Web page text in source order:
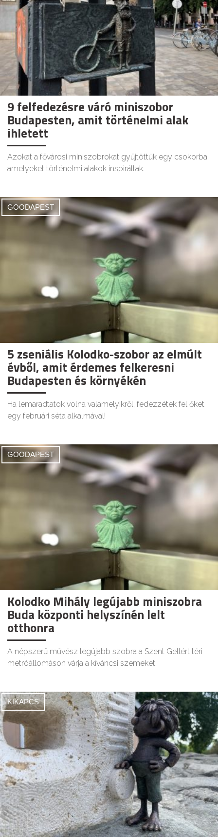
9 felfedezésre váró miniszobor
Budapesten, amit történelmi alak
ihletett
Azokat a fővárosi miniszobrokat gyűjtöttük egy csokorba,
amelyeket történelmi alakok inspiráltak.
GOODAPEST
5 zseniális Kolodko-szobor az elmúlt
évből, amit érdemes felkeresni
Budapesten és környékén
Ha lemaradtatok volna valamelyikről, fedezzétek fel őket
egy februári séta alkalmával!
GOODAPEST
Kolodko Mihály legújabb miniszobra
Buda központi helyszínén lelt
otthonra
A népszerű művész legújabb szobra a Szent Gellért téri
metróállomáson várja a kíváncsi szemeket.
KIKAPCS